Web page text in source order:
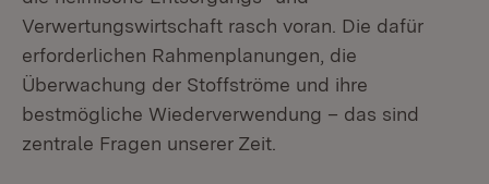
Verwertungswirtschaft rasch voran. Die dafür
erforderlichen Rahmenplanungen, die
Überwachung der Stoffströme und ihre
bestmögliche Wiederverwendung – das sind
zentrale Fragen unserer Zeit.